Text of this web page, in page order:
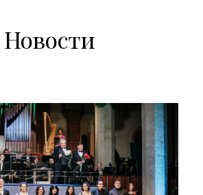
Новости